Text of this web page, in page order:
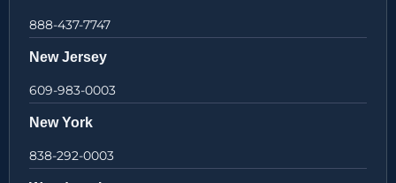
888-437-7747
New Jersey
609-983-0003
New York
838-292-0003